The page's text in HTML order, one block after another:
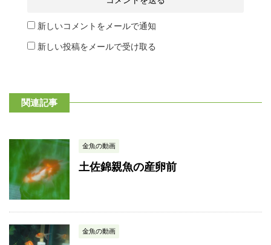
新しいコメントをメールで通知
新しい投稿をメールで受け取る
関連記事
金魚の動画
土佐錦親魚の産卵前
金魚の動画